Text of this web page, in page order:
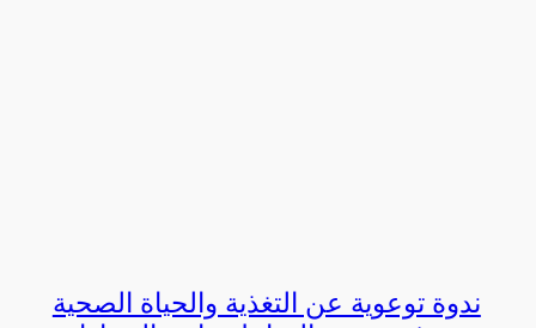
ندوة توعوية عن التغذية والحياة الصحية